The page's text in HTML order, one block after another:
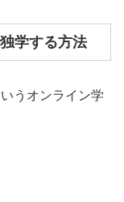
学する方法
うオンライン学